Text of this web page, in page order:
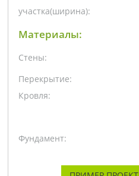
участка(ширина):
Материалы:
Стены:
Перекрытие:
Кровля:
Фундамент: